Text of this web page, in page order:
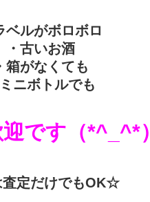
ベルがボロボロ
・古いお酒
箱がなくても
ニボトルでも
です（*^_^*）
査定だけでもOK☆